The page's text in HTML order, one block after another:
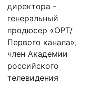
директора -
генеральный
продюсер «ОРТ/
Первого канала»,
член Академии
российского
телевидения